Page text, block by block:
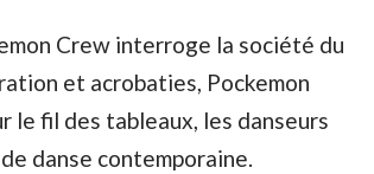
Crew interroge la société du
et acrobaties, Pockemon
le fil des tableaux, les danseurs
danse contemporaine.